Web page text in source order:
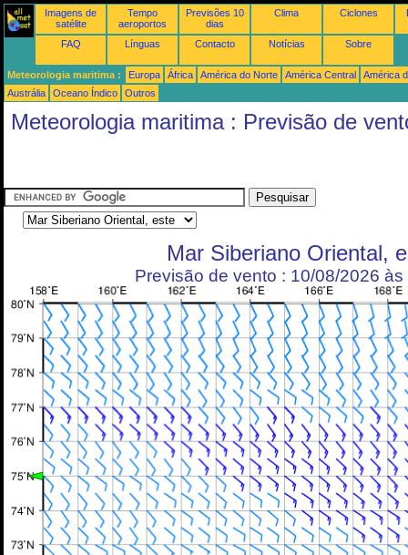
Imagens de
satélite
Tempo
aeroportos
Previsões 10
dias
Clima Ciclones
FAQ Línguas Contacto Notícias Sobre
Meteorologia maritima : Europa África América do Norte América Central
América
Austrália
Oceano Índico Outros
Meteorologia maritima : Previsão de
Mar Siberiano Oriental,
Previsão de vento : 10/08/2026 às